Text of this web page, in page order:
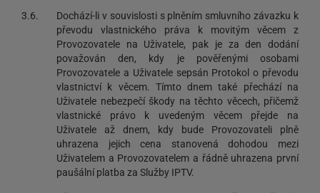
3.6.
Dochází-li v souvislosti s plněním smluvního závazku k
převodu vlastnického práva k movitým věcem z
Provozovatele na Uživatele, pak je za den dodání
považován den, kdy je pověřenými osobami
Provozovatele a Uživatele sepsán Protokol o převodu
vlastnictví k věcem. Tímto dnem také přechází na
Uživatele nebezpečí škody na těchto věcech, přičemž
vlastnické právo k uvedeným věcem přejde na
Uživatele až dnem, kdy bude Provozovateli plně
uhrazena jejich cena stanovená dohodou mezi
Uživatelem a Provozovatelem a řádně uhrazena první
paušální platba za Služby IPTV.